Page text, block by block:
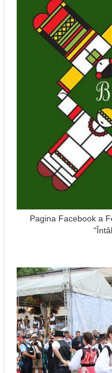
Pagina Facebook a